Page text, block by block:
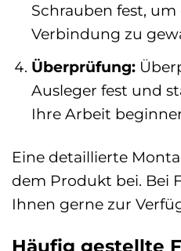
Schrauben fest, um
Verbindung zu
Überprüfung:
Ausleger fest und
Ihre Arbeit
Eine detaillierte
dem Produkt bei. Bei
Ihnen gerne zur
Häufig gestellte